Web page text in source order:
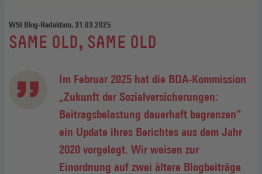
WSI Blog-Redaktion, 31.03.2025
:
SAME OLD, SAME OLD
Im Februar 2025 hat die BDA-Kommission
„Zukunft der Sozialversicherungen:
Beitragsbelastung dauerhaft begrenzen“
ein Update ihres Berichtes aus dem Jahr
2020 vorgelegt. Wir weisen zur
Einordnung auf zwei ältere Blogbeiträge